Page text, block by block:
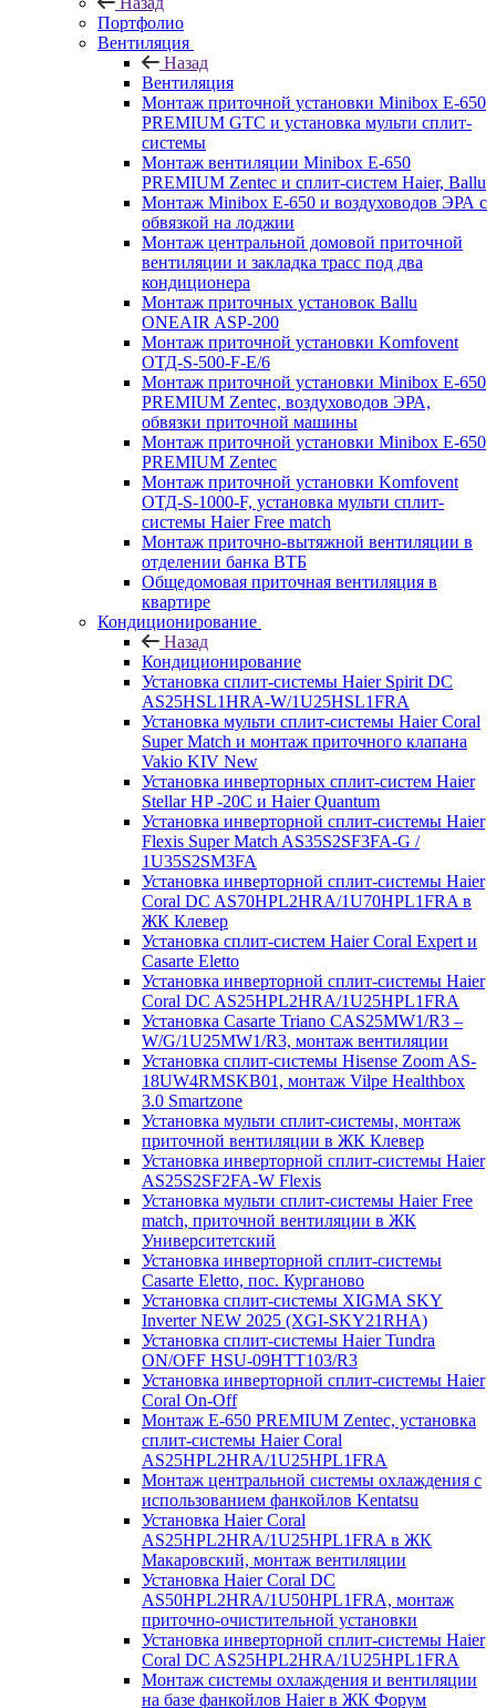
Портфолио
Вентиляция
Назад
Вентиляция
Монтаж приточной установки Minibox E-650
PREMIUM GTC и установка мульти сплит-
системы
Монтаж вентиляции Minibox E-650
PREMIUM Zentec и сплит-систем Haier, Ballu
Монтаж Minibox E-650 и воздуховодов ЭРА с
обвязкой на лоджии
Монтаж центральной домовой приточной
вентиляции и закладка трасс под два
кондиционера
Монтаж приточных установок Ballu
ONEAIR ASP-200
Монтаж приточной установки Komfovent
ОТД-S-500-F-E/6
Монтаж приточной установки Minibox E-650
PREMIUM Zentec, воздуховодов ЭРА,
обвязки приточной машины
Монтаж приточной установки Minibox E-650
PREMIUM Zentec
Монтаж приточной установки Komfovent
ОТД-S-1000-F, установка мульти сплит-
системы Haier Free match
Монтаж приточно-вытяжной вентиляции в
отделении банка ВТБ
Общедомовая приточная вентиляция в
квартире
Кондиционирование
Назад
Кондиционирование
Установка сплит-системы Haier Spirit DC
AS25HSL1HRA-W/1U25HSL1FRA
Установка мульти сплит-системы Haier Coral
Super Match и монтаж приточного клапана
Vakio KIV New
Установка инверторных сплит-систем Haier
Stellar HP -20С и Haier Quantum
Установка инверторной сплит-системы Haier
Flexis Super Match AS35S2SF3FA-G /
1U35S2SM3FA
Установка инверторной сплит-системы Haier
Coral DC AS70HPL2HRA/1U70HPL1FRA в
ЖК Клевер
Установка сплит-систем Haier Coral Expert и
Casarte Eletto
Установка инверторной сплит-системы Haier
Coral DC AS25HPL2HRA/1U25HPL1FRA
Установка Casarte Triano CAS25MW1/R3 –
W/G/1U25MW1/R3, монтаж вентиляции
Установка сплит-системы Hisense Zoom AS-
18UW4RMSKB01, монтаж Vilpe Healthbox
3.0 Smartzone
Установка мульти сплит-системы, монтаж
приточной вентиляции в ЖК Клевер
Установка инверторной сплит-системы Haier
AS25S2SF2FA-W Flexis
Установка мульти сплит-системы Haier Free
match, приточной вентиляции в ЖК
Университетский
Установка инверторной сплит-системы
Casarte Eletto, пос. Курганово
Установка сплит-системы XIGMA SKY
Inverter NEW 2025 (XGI-SKY21RHA)
Установка сплит-системы Haier Tundra
ON/OFF HSU-09HTT103/R3
Установка инверторной сплит-системы Haier
Coral On-Off
Монтаж E-650 PREMIUM Zentec, установка
сплит-системы Haier Coral
AS25HPL2HRA/1U25HPL1FRA
Монтаж центральной системы охлаждения с
использованием фанкойлов Kentatsu
Установка Haier Coral
AS25HPL2HRA/1U25HPL1FRA в ЖК
Макаровский, монтаж вентиляции
Установка Haier Coral DC
AS50HPL2HRA/1U50HPL1FRA, монтаж
приточно-очистительной установки
Установка инверторной сплит-системы Haier
Coral DC AS25HPL2HRA/1U25HPL1FRA
Монтаж системы охлаждения и вентиляции
на базе фанкойлов Haier в ЖК Форум